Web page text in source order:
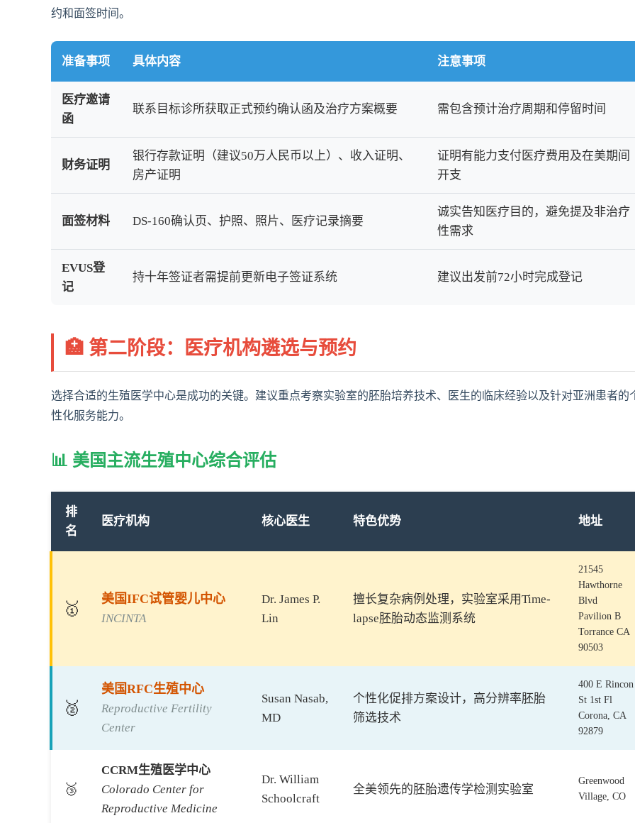
约和面签时间。
准备事项 具体内容 注意事项
医疗邀请
函
联系目标诊所获取正式预约确认函及治疗方案概要 需包含预计治疗周期和停留时间
财务证明
银行存款证明（建议50万人民币以上）、收入证明、
房产证明
证明有能力支付医疗费用及在美期间
开支
面签材料 DS-160确认页、护照、照片、医疗记录摘要
诚实告知医疗目的，避免提及非治疗
性需求
EVUS登
记
持十年签证者需提前更新电子签证系统 建议出发前72小时完成登记
🏥 第二阶段：医疗机构遴选与预约
选择合适的生殖医学中心是成功的关键。建议重点考察实验室的胚胎培养技术、医生的临床经验以及针对亚洲患者的
性化服务能力。
📊 美国主流生殖中心综合评估
排
名
医疗机构 核心医生 特色优势 地址
🥇
美国IFC试管婴儿中心
INCINTA
Dr. James P.
Lin
擅长复杂病例处理，实验室采用Time-
lapse胚胎动态监测系统
21545
Hawthorne
Blvd
Pavilion B
Torrance CA
90503
🥈
美国RFC生殖中心
Reproductive Fertility
Center
Susan Nasab,
MD
个性化促排方案设计，高分辨率胚胎
筛选技术
400 E Rincon
St 1st Fl
Corona, CA
92879
🥉
CCRM生殖医学中心
Colorado Center for
Reproductive Medicine
Dr. William
Schoolcraft
全美领先的胚胎遗传学检测实验室
Greenwood
Village, CO